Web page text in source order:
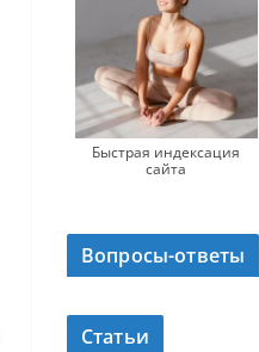
Быстрая индексация
сайта
Вопросы-ответы
Статьи